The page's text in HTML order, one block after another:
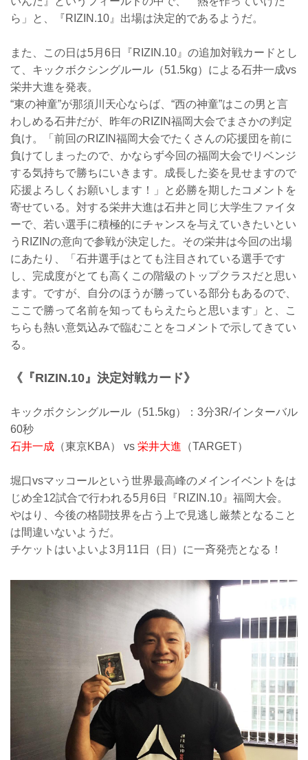
ら」と、『RIZIN.10』出場は決定的であるようだ。
また、この日は5月6日『RIZIN.10』の追加対戦カードとし
て、キックボクシングルール（51.5kg）による石井一成vs
栄井大進を発表。
“東の神童”が那須川天心ならば、“西の神童”はこの男と言
わしめる石井だが、昨年のRIZIN福岡大会でまさかの判定
負け。「前回のRIZIN福岡大会でたくさんの応援団を前に
負けてしまったので、かならず今回の福岡大会でリベンジ
する気持ちで勝ちにいきます。成長した姿を見せますので
応援よろしくお願いします！」と必勝を期したコメントを
寄せている。対する栄井大進は石井と同じ大学生ファイタ
ーで、若い選手に積極的にチャンスを与えていきたいとい
うRIZINの意向で参戦が決定した。その栄井は今回の出場
にあたり、「石井選手はとても注目されている選手です
し、完成度がとても高くこの階級のトップクラスだと思い
ます。ですが、自分のほうが勝っている部分もあるので、
ここで勝って名前を知ってもらえたらと思います」と、こ
ちらも熱い意気込みで臨むことをコメントで示してきてい
る。
《『RIZIN.10』決定対戦カード》
キックボクシングルール（51.5kg）：3分3R/インターバル
60秒
石井一成 （東京KBA） vs 栄井大進 （TARGET）
堀口vsマッコールという世界最高峰のメインイベントをは
じめ全12試合で行われる5月6日『RIZIN.10』福岡大会。
やはり、今後の格闘技界を占う上で見逃し厳禁となること
は間違いないようだ。
チケットはいよいよ3月11日（日）に一斉発売となる！